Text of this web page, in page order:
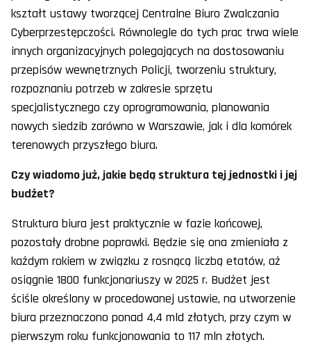
kształt ustawy tworzącej Centralne Biuro Zwalczania
Cyberprzestępczości. Równolegle do tych prac trwa wiele
innych organizacyjnych polegających na dostosowaniu
przepisów wewnętrznych Policji, tworzeniu struktury,
rozpoznaniu potrzeb w zakresie sprzętu
specjalistycznego czy oprogramowania, planowania
nowych siedzib zarówno w Warszawie, jak i dla komórek
terenowych przyszłego biura.
Czy wiadomo już, jakie będą struktura tej jednostki i jej
budżet?
Struktura biura jest praktycznie w fazie końcowej,
pozostały drobne poprawki. Będzie się ona zmieniała z
każdym rokiem w związku z rosnącą liczbą etatów, aż
osiągnie 1800 funkcjonariuszy w 2025 r. Budżet jest
ściśle określony w procedowanej ustawie, na utworzenie
biura przeznaczono ponad 4,4 mld złotych, przy czym w
pierwszym roku funkcjonowania to 117 mln złotych.